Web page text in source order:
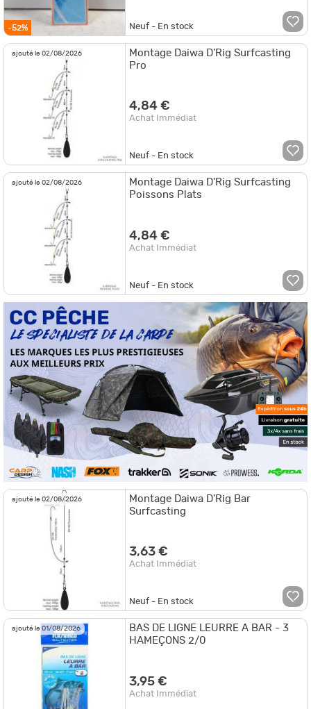
-52% Neuf - En stock
ajouté le 02/08/2026
Montage Daiwa D'Rig Surfcasting
Pro
4,84 €
Achat Immédiat
Neuf - En stock
ajouté le 02/08/2026
Montage Daiwa D'Rig Surfcasting
Poissons Plats
4,84 €
Achat Immédiat
Neuf - En stock
ajouté le 02/08/2026
Montage Daiwa D'Rig Bar
Surfcasting
3,63 €
Achat Immédiat
Neuf - En stock
ajouté le 01/08/2026
BAS DE LIGNE LEURRE A BAR - 3
HAMEÇONS 2/0
3,95 €
Achat Immédiat